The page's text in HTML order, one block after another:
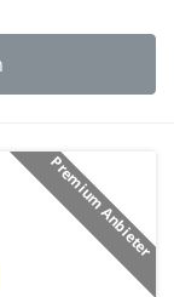
Premium Anbieter